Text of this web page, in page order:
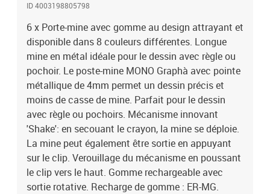
ID 4003198805798
6 x Porte-mine avec gomme au design attrayant et
disponible dans 8 couleurs différentes. Longue
mine en métal idéale pour le dessin avec règle ou
pochoir. Le poste-mine MONO Graphà avec pointe
métallique de 4mm permet un dessin précis et
moins de casse de mine. Parfait pour le dessin
avec règle ou pochoirs. Mécanisme innovant
'Shake': en secouant le crayon, la mine se déploie.
La mine peut également être sortie en appuyant
sur le clip. Verouillage du mécanisme en poussant
le clip vers le haut. Gomme rechargeable avec
sortie rotative. Recharge de gomme : ER-MG.